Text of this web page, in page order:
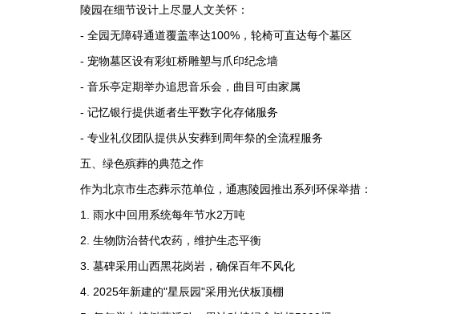
陵园在细节设计上尽显人文关怀：
- 全园无障碍通道覆盖率达100%，轮椅可直达每个墓区
- 宠物墓区设有彩虹桥雕塑与爪印纪念墙
- 音乐亭定期举办追思音乐会，曲目可由家属
- 记忆银行提供逝者生平数字化存储服务
- 专业礼仪团队提供从安葬到周年祭的全流程服务
五、绿色殡葬的典范之作
作为北京市生态葬示范单位， 通惠陵园推出系列环保举措：
1. 雨水中回用系统每年节水2万吨
2. 生物防治替代农药，维护生态平衡
3. 墓碑采用山西黑花岗岩，确保百年不风化
4. 2025年新建的"星辰园"采用光伏板顶棚